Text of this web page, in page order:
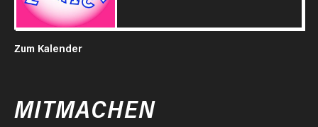
Zum Kalender
MITMACHEN